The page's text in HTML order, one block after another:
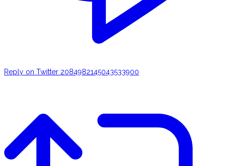
Reply on Twitter 2084982145043533900